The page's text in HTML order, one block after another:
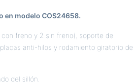
en modelo COS24658.
freno y 2 sin freno), soporte de
anti-hilos y rodamiento giratorio de
del sillón.